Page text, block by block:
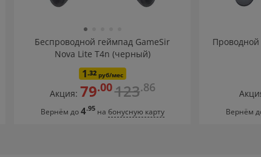
Беспроводной геймпад GameSir
Nova Lite T4n (черный)
1.32руб/мес
Акция: 79.00123.86
Вернём до4.95 на бонусную карту
Проводной
Вернём